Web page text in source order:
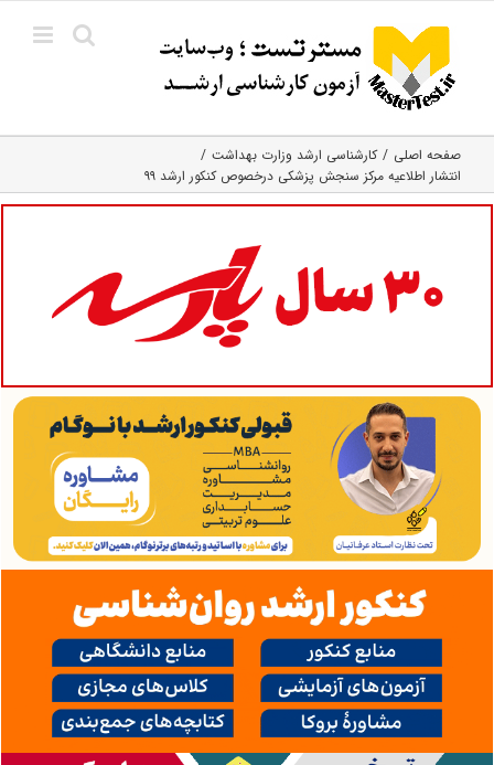
content
صفحه اصلی
کارشناسی ارشد وزارت بهداشت
انتشار اطلاعیه مرکز سنجش پزشکی درخصوص کنکور ارشد ۹۹